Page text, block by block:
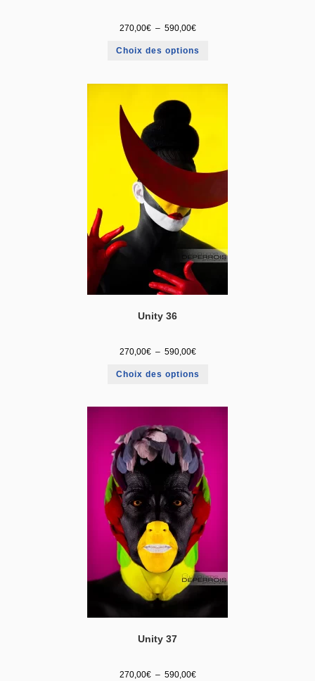
270,00€ – 590,00€
Choix des options
Unity 36
270,00€ – 590,00€
Choix des options
Unity 37
270,00€ – 590,00€